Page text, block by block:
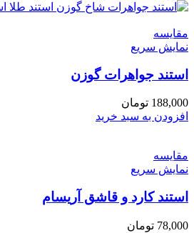
مقايسه
نمایش سریع
استند جواهرات گوزن
188,000 تومان
افزودن به سبد خرید
مقايسه
نمایش سریع
استند کارد و قاشق آریسام
78,000 تومان